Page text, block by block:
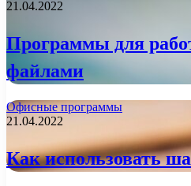
21.04.2022
Программы для
файлами
Офисные программы
21.04.2022
Как использовать